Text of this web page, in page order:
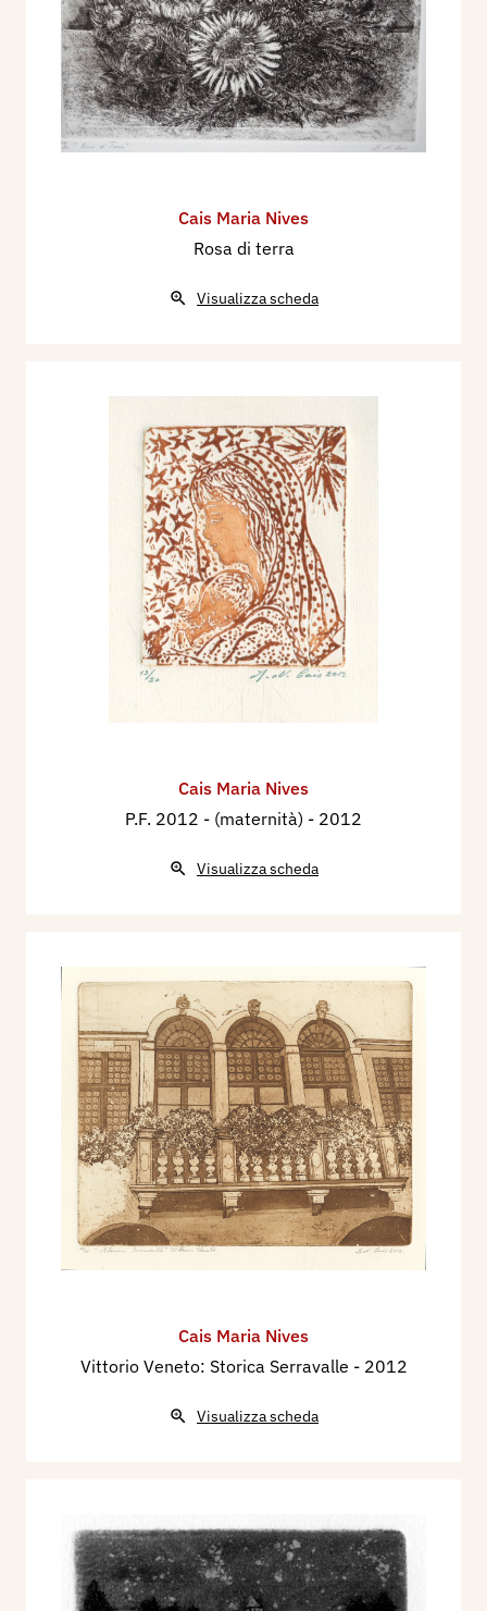
Cais Maria Nives
Rosa di terra
Visualizza scheda
Cais Maria Nives
P.F. 2012 - (maternità) - 2012
Visualizza scheda
Cais Maria Nives
Vittorio Veneto: Storica Serravalle - 2012
Visualizza scheda